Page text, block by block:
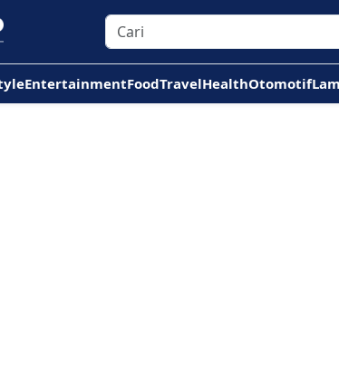
EntertainmentFoodTravelHealthOtomotif